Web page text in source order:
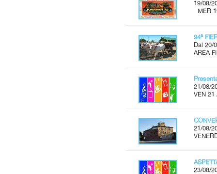
19/08/
MER
94ª
Dal 20/
AREA
21/08/
VEN 21
21/08/
23/08/